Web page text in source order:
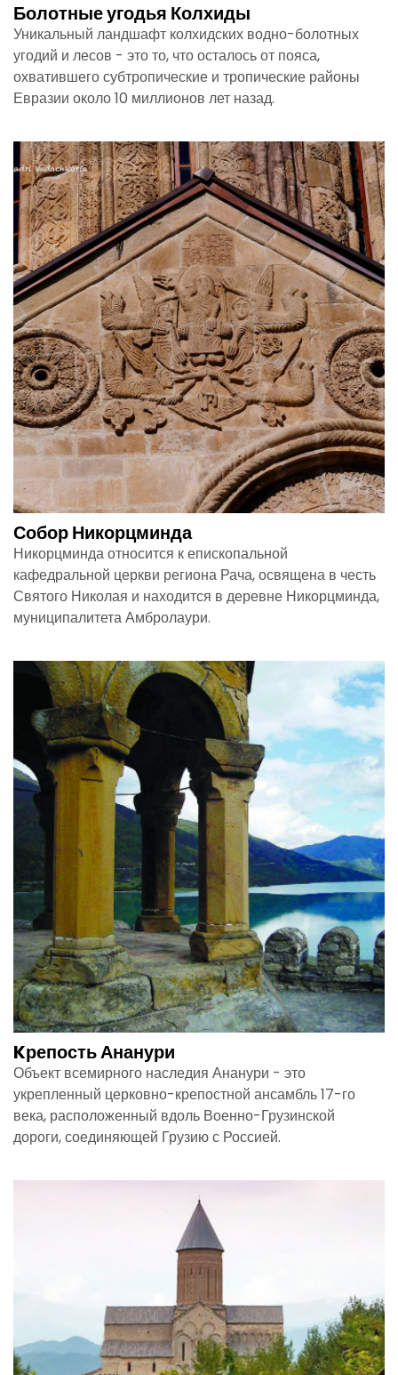
Болотные угодья Колхиды
Уникальный ландшафт колхидских водно-болотных
угодий и лесов - это то, что осталось от пояса,
охватившего субтропические и тропические районы
Евразии около 10 миллионов лет назад.
Собор Никорцминда
Никорцминда относится к епископальной
кафедральной церкви региона Рача, освящена в честь
Святого Николая и находится в деревне Никорцминда,
муниципалитета Амбролаури.
Kрепость Ананури
Объект всемирного наследия Ананури - это
укрепленный церковно-крепостной ансамбль 17-го
века, расположенный вдоль Военно-Грузинской
дороги, соединяющей Грузию с Россией.